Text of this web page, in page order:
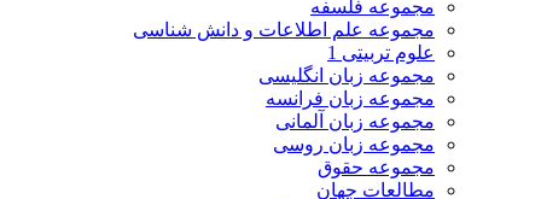
مجموعه فلسفه
مجموعه علم اطلاعات و دانش شناسی
علوم تربیتی 1
مجموعه زبان انگلیسی
مجموعه زبان فرانسه
مجموعه زبان آلمانی
مجموعه زبان روسی
مجموعه حقوق
مطالعات جهان